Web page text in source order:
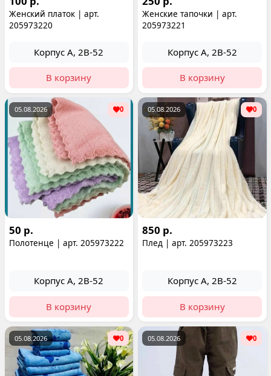
Женский платок | арт.
205973220
Корпус А, 2В-52
В корзину
Женские тапочки | арт.
205973221
Корпус А, 2В-52
В корзину
05.08.2026 0
50 р.
Полотенце | арт. 205973222
Корпус А, 2В-52
В корзину
05.08.2026 0
850 р.
Плед | арт. 205973223
Корпус А, 2В-52
В корзину
05.08.2026 0 05.08.2026 0